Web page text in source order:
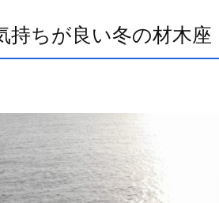
持ちが良い冬の材木座